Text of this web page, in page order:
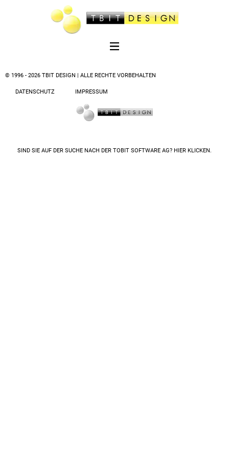
© 1996 - 2026 TBIT DESIGN | ALLE RECHTE VORBEHALTEN
DATENSCHUTZ IMPRESSUM
SIND SIE AUF DER SUCHE NACH DER TOBIT SOFTWARE AG? HIER KLICKEN.